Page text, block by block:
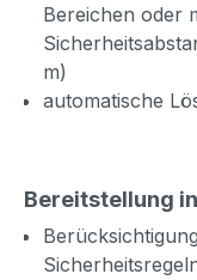
Bereichen oder
m)
automatische
Bereitstellung